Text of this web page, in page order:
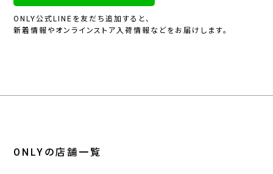
ONLY公式LINEを友だち追加すると、
新着情報やオンラインストア入荷情報などをお届けします。
ONLYの店舗一覧